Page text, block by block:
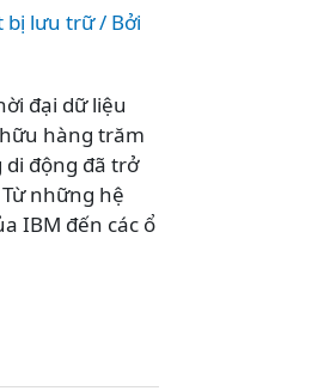
bị lưu trữ/ Bởi
đại dữ liệu
hàng trăm
di động đã trở
những hệ
IBM đến các ổ